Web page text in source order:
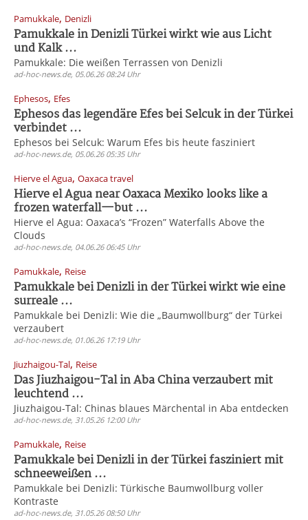
Pamukkale, Denizli
Pamukkale in Denizli Türkei wirkt wie aus Licht
und Kalk ...
Pamukkale: Die weißen Terrassen von Denizli
ad-hoc-news.de, 05.06.26 08:24 Uhr
Ephesos, Efes
Ephesos das legendäre Efes bei Selcuk in der Türkei
verbindet ...
Ephesos bei Selcuk: Warum Efes bis heute fasziniert
ad-hoc-news.de, 05.06.26 05:35 Uhr
Hierve el Agua, Oaxaca travel
Hierve el Agua near Oaxaca Mexiko looks like a
frozen waterfall—but ...
Hierve el Agua: Oaxaca’s “Frozen” Waterfalls Above the
Clouds
ad-hoc-news.de, 04.06.26 06:45 Uhr
Pamukkale, Reise
Pamukkale bei Denizli in der Türkei wirkt wie eine
surreale ...
Pamukkale bei Denizli: Wie die „Baumwollburg“ der Türkei
verzaubert
ad-hoc-news.de, 01.06.26 17:19 Uhr
Jiuzhaigou-Tal, Reise
Das Jiuzhaigou-Tal in Aba China verzaubert mit
leuchtend ...
Jiuzhaigou-Tal: Chinas blaues Märchental in Aba entdecken
ad-hoc-news.de, 31.05.26 12:00 Uhr
Pamukkale, Reise
Pamukkale bei Denizli in der Türkei fasziniert mit
schneeweißen ...
Pamukkale bei Denizli: Türkische Baumwollburg voller
Kontraste
ad-hoc-news.de, 31.05.26 08:50 Uhr